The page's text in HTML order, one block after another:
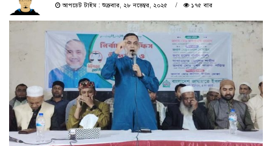
আপডেট টাইম : শুক্রবার, ২৮ নভেম্বর, ২০২৫
১৭৫ বার